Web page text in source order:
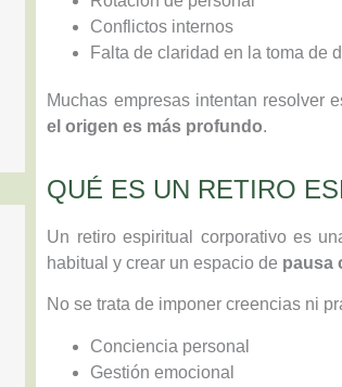
Conflictos internos
Falta de claridad en la toma de
Muchas empresas intentan resolver
el origen es más profundo.
QUÉ ES UN RETIRO
Un retiro espiritual corporativo es
habitual y crear un espacio de pausa
No se trata de imponer creencias ni
Conciencia personal
Gestión emocional